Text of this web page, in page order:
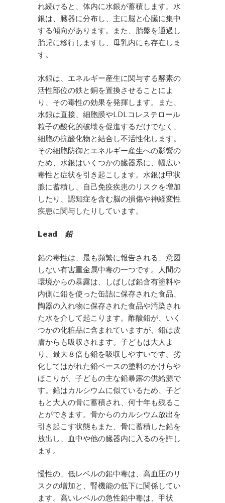
れ続けると、体内に水銀が蓄積します。水
銀は、臓器に分布し、主に脳と心臓に集中
する傾向があります。また、胎盤を通過し
胎児に移行しますし、母乳内にも存在しま
す。
水銀は、エネルギー産生に関与する酵素の
活性部位の鉄と銅を置換させることによ
り、その毒性の効果を発揮します。また、
水銀は直接、細胞膜やLDLコレステロール
粒子の酸化的破壊を促進するだけでなく、
細胞の抗酸化物と結合し不活性化します。
その細胞防御とエネルギー産生への影響の
ため、水銀はいくつかの臓器系に、幅広い
毒性と症状を引き起こします。水銀は甲状
腺に蓄積し、自己免疫疾患のリスクを増加
したり、認知症を含む脳の損傷や神経変性
疾患に関与したりしています。
Lead 鉛
鉛の毒性は、最も頻繁に報告される、意図
しない有害重金属中毒の一つです。人間の
環境からの暴露は、しばしば鉛含有塗料や
内側に鉛を使った缶詰に保存された食品、
陶器の入れ物に保存された食品や汚染され
た水を介して起こります。酢酸鉛が、いく
つかの化粧品に含まれていますが、鉛は皮
膚からも吸収されます。子どもは大人よ
り、最大８倍も鉛を吸収しやすいです。劣
化してはがれた鉛ベースの塗料のかけらや
ほこりが、子どもの主な鉛暴露の供給源で
す。鉛はカルシウムに似ているため、子ど
もと大人の骨に蓄積され、何十年も残るこ
とができます。骨からのカルシウム放出を
引き起こす状態もまた、骨に蓄積した鉛を
放出し、血中や他の臓器内に入るのを許し
ます。
慢性の、低レベルの鉛中毒は、高血圧のリ
スクの増加と、腎機能の低下に関係してい
ます。高いレベルの急性鉛中毒は、甲状